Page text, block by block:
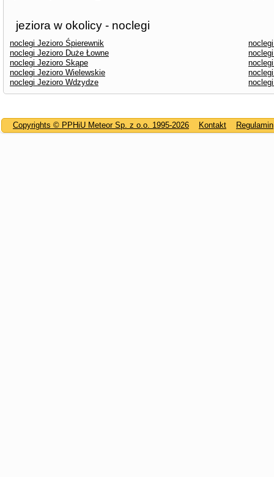
jeziora w okolicy - noclegi
noclegi Jezioro Śpierewnik
noclegi Jezioro Duże Łowne
noclegi Jezioro Skąpe
noclegi Jezioro Wielewskie
noclegi Jezioro Wdzydze
Copyrights © PPHiU Meteor Sp. z o.o. 1995-2026 Kontakt Regulamin